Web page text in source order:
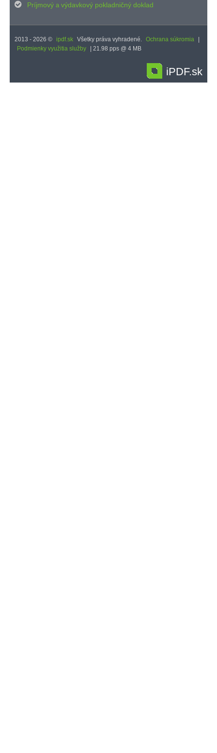

Príjmový a výdavkový pokladničný doklad
2013 - 2026 © ipdf.sk Všetky práva vyhradené. Ochrana súkromia
Podmienky využitia služby
| 21.98 pps @ 4 MB
iPDF.sk